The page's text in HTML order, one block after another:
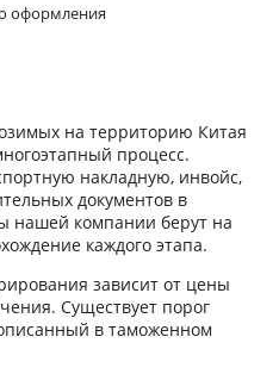
оформления
на территорию Китая
процесс.
накладную, инвойс,
документов в
нашей компании берут на
каждого этапа.
зависит от цены
Существует порог
в таможенном